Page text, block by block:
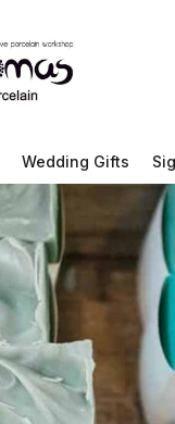
Wedding Gifts